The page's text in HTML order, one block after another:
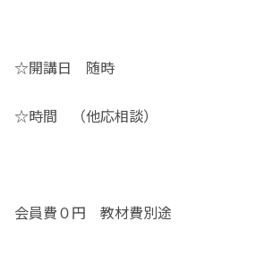
☆開講日 随時
☆時間 （他応相談）
会員費０円 教材費別途